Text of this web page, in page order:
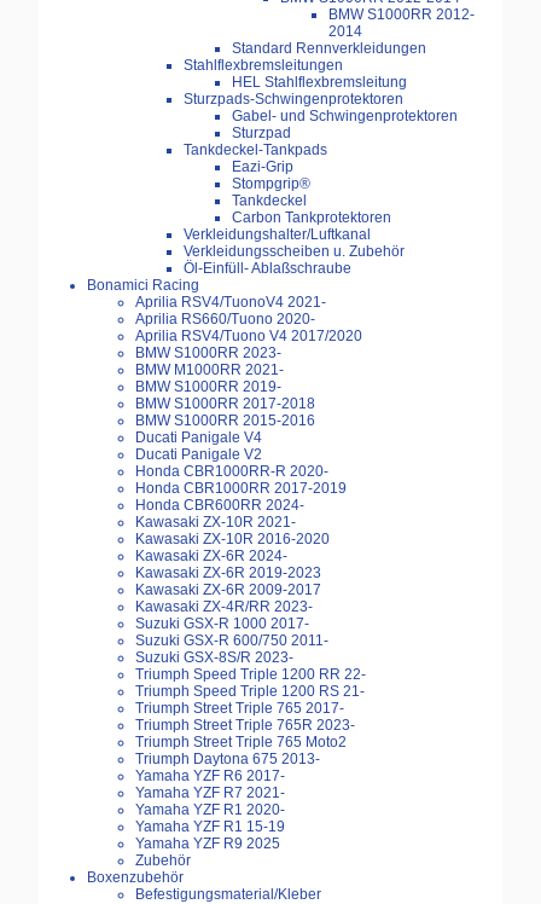
BMW S1000RR 2012-
2014
Standard Rennverkleidungen
Stahlflexbremsleitungen
HEL Stahlflexbremsleitung
Sturzpads-Schwingenprotektoren
Gabel- und Schwingenprotektoren
Sturzpad
Tankdeckel-Tankpads
Eazi-Grip
Stompgrip®
Tankdeckel
Carbon Tankprotektoren
Verkleidungshalter/Luftkanal
Verkleidungsscheiben u. Zubehör
Öl-Einfüll- Ablaßschraube
Bonamici Racing
Aprilia RSV4/TuonoV4 2021-
Aprilia RS660/Tuono 2020-
Aprilia RSV4/Tuono V4 2017/2020
BMW S1000RR 2023-
BMW M1000RR 2021-
BMW S1000RR 2019-
BMW S1000RR 2017-2018
BMW S1000RR 2015-2016
Ducati Panigale V4
Ducati Panigale V2
Honda CBR1000RR-R 2020-
Honda CBR1000RR 2017-2019
Honda CBR600RR 2024-
Kawasaki ZX-10R 2021-
Kawasaki ZX-10R 2016-2020
Kawasaki ZX-6R 2024-
Kawasaki ZX-6R 2019-2023
Kawasaki ZX-6R 2009-2017
Kawasaki ZX-4R/RR 2023-
Suzuki GSX-R 1000 2017-
Suzuki GSX-R 600/750 2011-
Suzuki GSX-8S/R 2023-
Triumph Speed Triple 1200 RR 22-
Triumph Speed Triple 1200 RS 21-
Triumph Street Triple 765 2017-
Triumph Street Triple 765R 2023-
Triumph Street Triple 765 Moto2
Triumph Daytona 675 2013-
Yamaha YZF R6 2017-
Yamaha YZF R7 2021-
Yamaha YZF R1 2020-
Yamaha YZF R1 15-19
Yamaha YZF R9 2025
Zubehör
Boxenzubehör
Befestigungsmaterial/Kleber